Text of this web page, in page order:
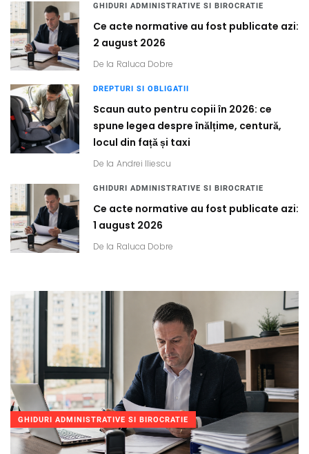
GHIDURI ADMINISTRATIVE SI BIROCRATIE
Ce acte normative au fost publicate azi:
2 august 2026
De la Raluca Dobre
DREPTURI SI OBLIGATII
Scaun auto pentru copii în 2026: ce
spune legea despre înălțime, centură,
locul din față și taxi
De la Andrei Iliescu
GHIDURI ADMINISTRATIVE SI BIROCRATIE
Ce acte normative au fost publicate azi:
1 august 2026
De la Raluca Dobre
GHIDURI ADMINISTRATIVE SI BIROCRATIE